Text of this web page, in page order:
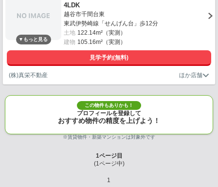
4LDK
越谷市千間台東
東武伊勢崎線「せんげん台」歩12分
土地 122.14m²（実測）
建物 105.16m²（実測）
見学予約(無料)
(株)真栄不動産
この物件もありかも！
プロフィールを登録して
おすすめ物件の精度を上げよう！
※賃貸物件・新築マンションは対象外です
1ページ目
(1ページ中)
1